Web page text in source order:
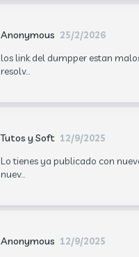
Anonymous 25/2/2026
los link del dumpper estan
resolv...
Tutos y Soft 12/9/2025
Lo tienes ya publicado con
nuev...
Anonymous 12/9/2025